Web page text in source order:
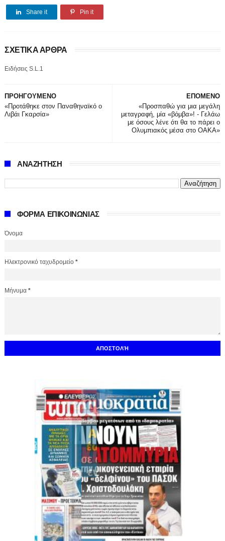
Share it Pin it
ΣΧΕΤΙΚΑ ΑΡΘΡΑ
Ειδήσεις S.L.1
ΕΠΟΜΕΝΟ
«Προσπαθώ για μια μεγάλη
μεταγραφή, μία «βόμβα»! - Γελάω
με όσους λένε ότι θα το πάρει ο
Ολυμπιακός μέσα στο ΟΑΚΑ»
ΠΡΟΗΓΟΥΜΕΝΟ
«Προτάθηκε στον Παναθηναϊκό ο
Λιβάι Γκαρσία»
ΑΝΑΖΗΤΗΣΗ
ΦΟΡΜΑ ΕΠΙΚΟΙΝΩΝΙΑΣ
Όνομα
Ηλεκτρονικό ταχυδρομείο *
Μήνυμα *